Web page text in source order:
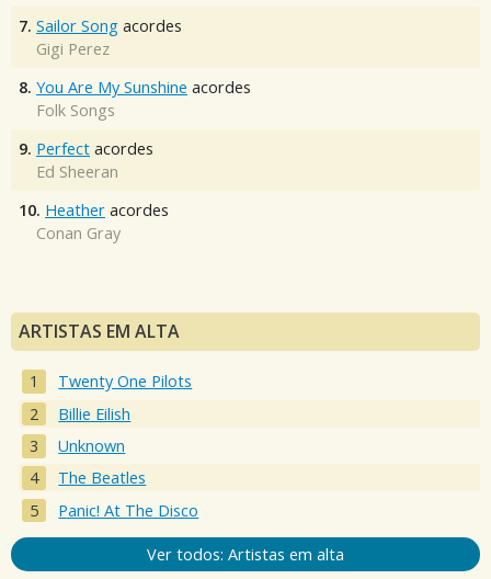
7. Sailor Song acordes
Gigi Perez
8. You Are My Sunshine acordes
Folk Songs
9. Perfect acordes
Ed Sheeran
10. Heather acordes
Conan Gray
ARTISTAS EM ALTA
Twenty One Pilots
Billie Eilish
Unknown
The Beatles
Panic! At The Disco
Ver todos: Artistas em alta